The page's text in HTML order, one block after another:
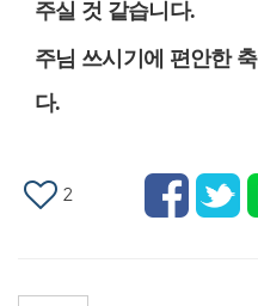
주실 것 같습니다.
주님 쓰시기에 편안한
다.
2